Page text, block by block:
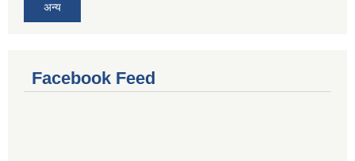
अन्य
Facebook Feed